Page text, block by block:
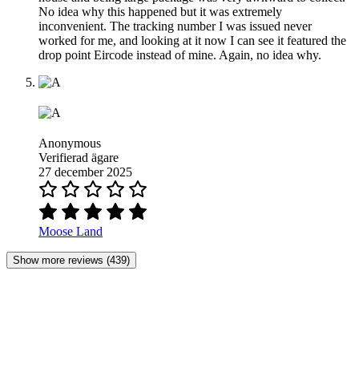
No idea why this happened but it was extremely
inconvenient. The tracking number I was issued never
worked for me, and looking at it now I can see it featured the
drop point Eircode instead of mine. Again, no idea why.
Anonymous
Verifierad ägare
27 december 2025
Moose Land
Show more reviews (439)